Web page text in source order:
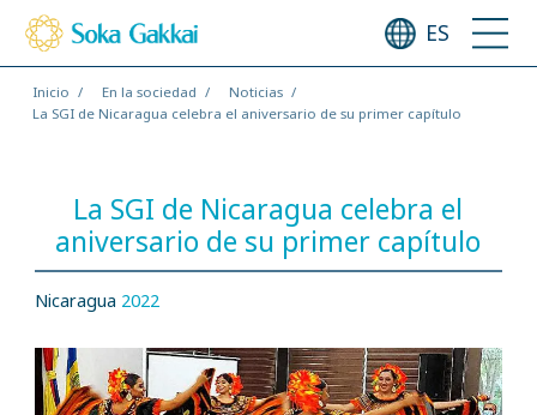
ES
Inicio En la sociedad
Noticias
La SGI de Nicaragua celebra el aniversario de su primer capítulo
La SGI de Nicaragua celebra el
aniversario de su primer capítulo
Nicaragua 2022